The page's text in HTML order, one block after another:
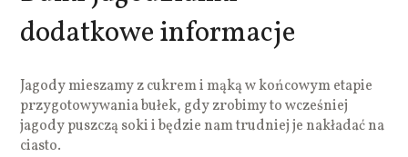
dodatkowe informacje
Jagody mieszamy z cukrem i mąką w końcowym etapie
przygotowywania bułek, gdy zrobimy to wcześniej
jagody puszczą soki i będzie nam trudniej je nakładać na
ciasto.